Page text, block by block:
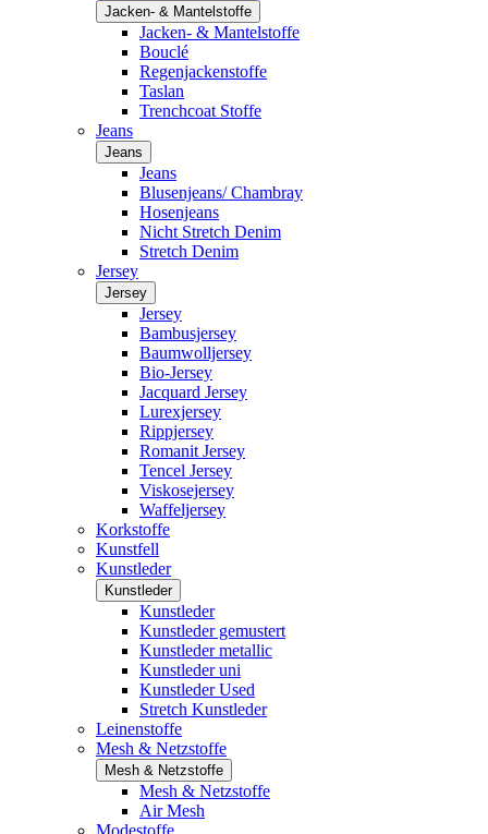
Jacken- & Mantelstoffe
Jacken- & Mantelstoffe
Bouclé
Regenjackenstoffe
Taslan
Trenchcoat Stoffe
Jeans
Jeans
Jeans
Blusenjeans/ Chambray
Hosenjeans
Nicht Stretch Denim
Stretch Denim
Jersey
Jersey
Jersey
Bambusjersey
Baumwolljersey
Bio-Jersey
Jacquard Jersey
Lurexjersey
Rippjersey
Romanit Jersey
Tencel Jersey
Viskosejersey
Waffeljersey
Korkstoffe
Kunstfell
Kunstleder
Kunstleder
Kunstleder
Kunstleder gemustert
Kunstleder metallic
Kunstleder uni
Kunstleder Used
Stretch Kunstleder
Leinenstoffe
Mesh & Netzstoffe
Mesh & Netzstoffe
Mesh & Netzstoffe
Air Mesh
Modestoffe